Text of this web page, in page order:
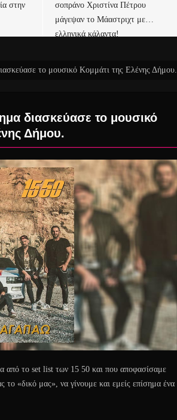
στην
σοπράνο Χριστίνα Πέτρου
μάγεψαν το Μάαστριχτ με…
ελληνικά κάλαντα!
το μουσικό Κομμάτι της Ελένης Δήμου.
διασκεύασε το μουσικό
Δήμου.
από το set list των 15 50 και που αποφασίσαμε
«δικό μας», να γίνουμε και εμείς επίσημα ένα